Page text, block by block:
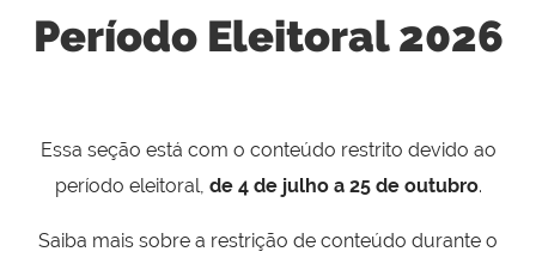
Período Eleitoral 2026
Essa seção está com o conteúdo restrito devido ao
período eleitoral, de 4 de julho a 25 de outubro.
Saiba mais sobre a restrição de conteúdo durante o